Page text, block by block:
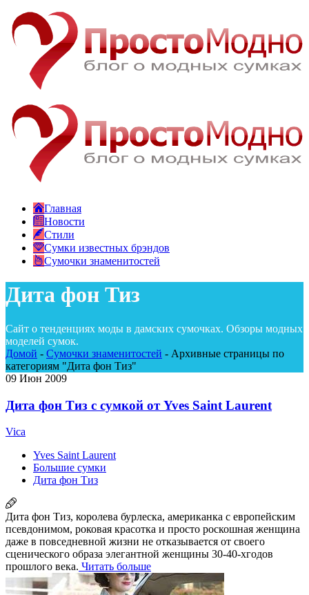
Главная
Новости
Стили
Сумки известных брэндов
Сумочки знаменитостей
Дита фон Тиз
Сайт о тенденциях моды в дамских сумочках. Обзоры модных
моделей сумок.
Домой - Сумочки знаменитостей - Архивные страницы по
категориям "Дита фон Тиз"
09 Июн 2009
Дита фон Тиз с сумкой от Yves Saint Laurent
Vica
Yves Saint Laurent
Большие сумки
Дита фон Тиз
Дита фон Тиз, королева бурлеска, американка с европейским
псевдонимом, роковая красотка и просто роскошная женщина
даже в повседневной жизни не отказывается от своего
сценического образа элегантной женщины 30-40-хгодов
прошлого века. Читать больше